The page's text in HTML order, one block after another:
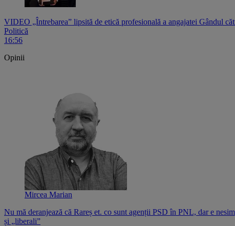
VIDEO „Întrebarea” lipsită de etică profesională a angajatei Gândul
Politică
16:56
Opinii
Mircea Marian
Nu mă deranjează că Rareș et. co sunt agenții PSD în PNL, dar e
și „liberali”